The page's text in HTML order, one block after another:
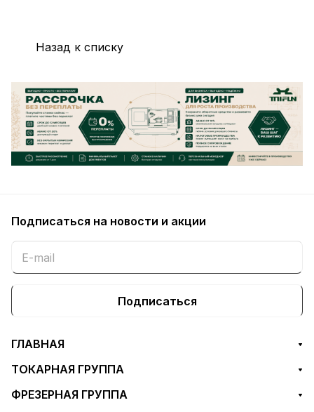
Назад к списку
Подписаться на новости и акции
Подписаться
ГЛАВНАЯ
ТОКАРНАЯ ГРУППА
ФРЕЗЕРНАЯ ГРУППА